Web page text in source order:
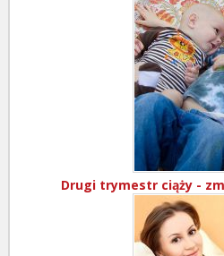
Drugi trymestr ciąży -